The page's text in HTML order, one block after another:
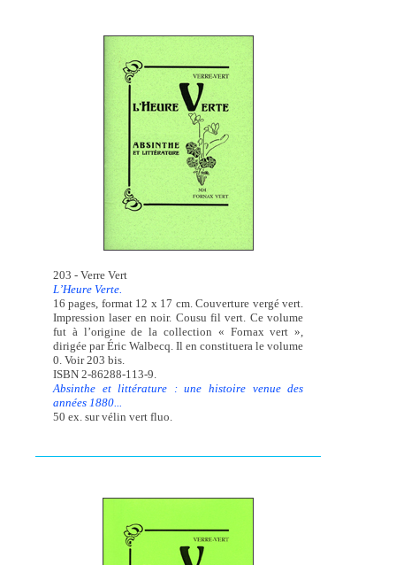
203 - Verre Vert
L’Heure Verte.
16 pages, format 12 x 17 cm. Couverture vergé vert.
Impression laser en noir. Cousu fil vert. Ce volume
fut à l’origine de la collection « Fornax vert »,
dirigée par Éric Walbecq. Il en constituera le volume
0. Voir 203 bis.
ISBN 2-86288-113-9.
Absinthe et littérature : une histoire venue des
années 1880...
50 ex. sur vélin vert fluo.